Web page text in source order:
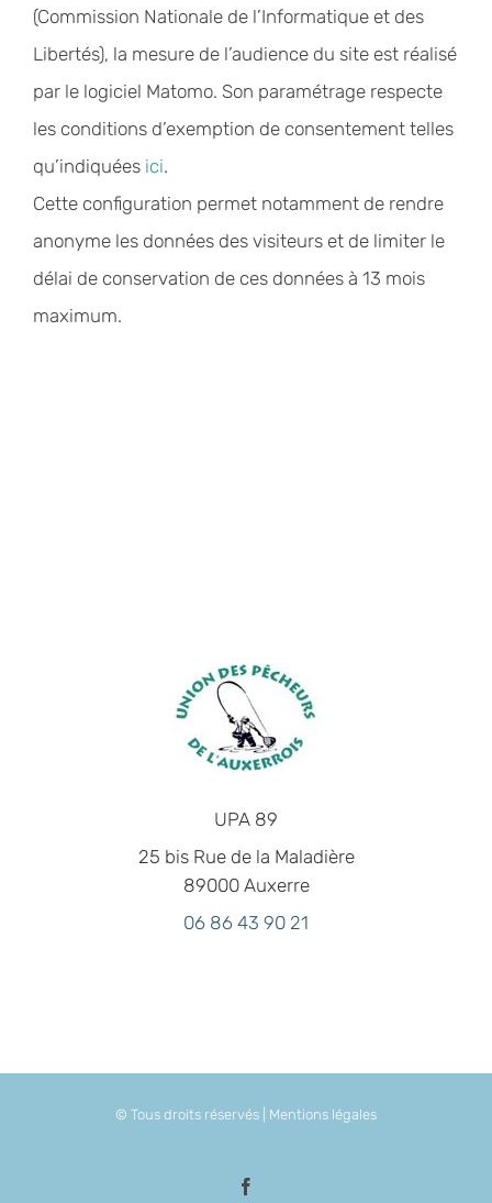
(Commission Nationale de l’Informatique et des
Libertés), la mesure de l’audience du site est réalisé
par le logiciel Matomo. Son paramétrage respecte
les conditions d’exemption de consentement telles
qu’indiquées ici.
Cette configuration permet notamment de rendre
anonyme les données des visiteurs et de limiter le
délai de conservation de ces données à 13 mois
maximum.
UPA 89
25 bis Rue de la Maladière
89000 Auxerre
06 86 43 90 21
© Tous droits réservés | Mentions légales